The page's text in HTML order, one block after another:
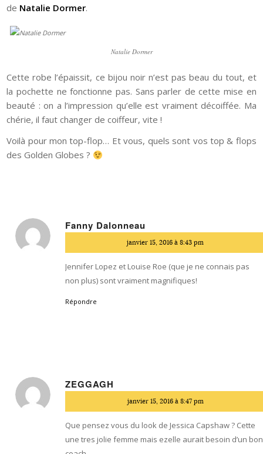
de Natalie Dormer.
Natalie Dormer
Cette robe l’épaissit, ce bijou noir n’est pas beau du tout, et
la pochette ne fonctionne pas. Sans parler de cette mise en
beauté : on a l’impression qu’elle est vraiment décoiffée. Ma
chérie, il faut changer de coiffeur, vite !
Voilà pour mon top-flop… Et vous, quels sont vos top & flops
des Golden Globes ?
Fanny Dalonneau
:
janvier 15, 2016 à 8:43 pm
Jennifer Lopez et Louise Roe (que je ne connais pas
non plus) sont vraiment magnifiques!
Répondre
ZEGGAGH
:
janvier 15, 2016 à 8:47 pm
Que pensez vous du look de Jessica Capshaw ? Cette
une tres jolie femme mais ezelle aurait besoin d’un bon